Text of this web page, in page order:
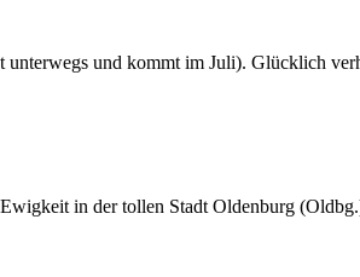
und kommt im Juli). Glücklich
in der tollen Stadt Oldenburg